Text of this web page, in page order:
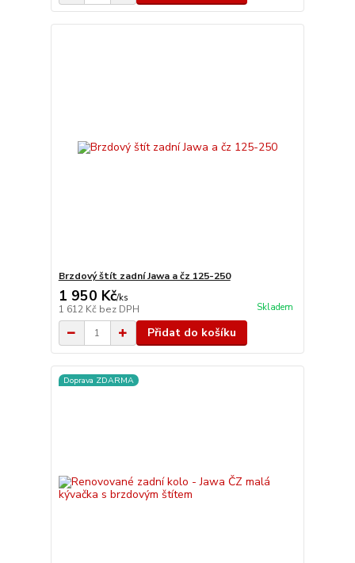
Brzdový štít zadní Jawa a čz 125-250
1 950 Kč/ks
1 612 Kč bez DPH Skladem
Přidat do košíku
Doprava ZDARMA